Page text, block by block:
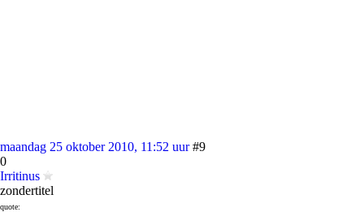
maandag 25 oktober 2010, 11:52 uur #9
0
Irritinus
zondertitel
quote: